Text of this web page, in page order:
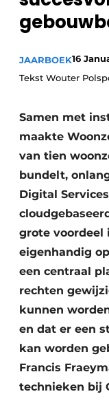
Vacature
Video’s
Aanmelden
Bedrijven
Contact
Akoestiek
Beton &
Evenementen
Dak & Gevel
Houtbouw
HVAC
Keukens
Renovatie
Software
JAARBOEK16
Tekst Wouter
Samen met
maakte
van tien
bundelt,
Digital
grote voordeel
eigenhandig
een centraal
rechten
kunnen
en dat er een
kan worden
Francis
technieken bij